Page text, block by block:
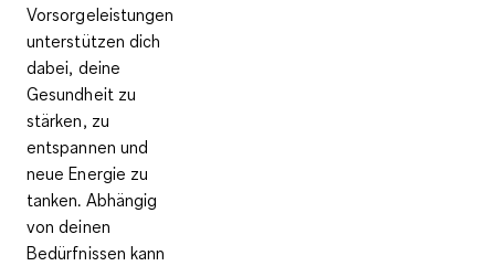
Vorsorgeleistungen
unterstützen dich
dabei, deine
Gesundheit zu
stärken, zu
entspannen und
neue Energie zu
tanken. Abhängig
von deinen
Bedürfnissen kann